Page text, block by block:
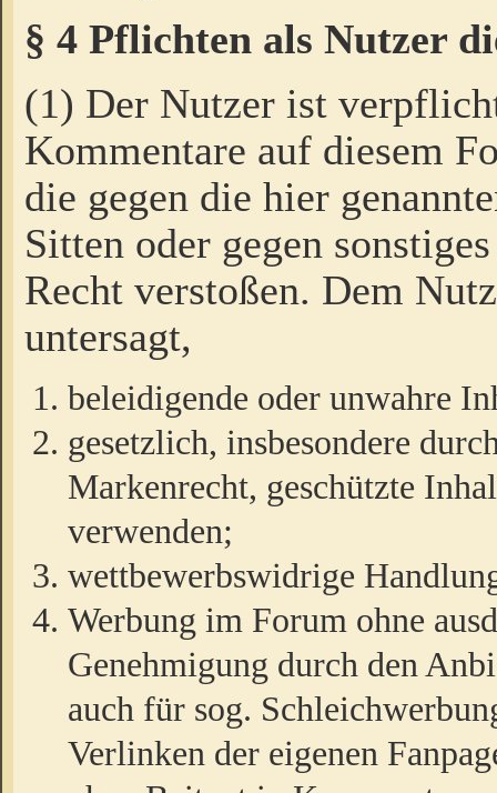
§ 4 Pflichten als Nutzer
(1) Der Nutzer ist
Kommentare auf diesem
die gegen die hier
Sitten oder gegen
Recht verstoßen. Dem
untersagt,
beleidigende oder unwahre
gesetzlich, insbesondere
Markenrecht, geschützte
verwenden;
wettbewerbswidrige
Werbung im Forum ohne
Genehmigung durch den
auch für sog.
Verlinken der eigenen